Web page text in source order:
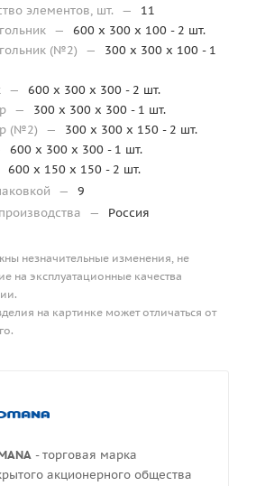
элементов, шт.
—
11
—
600 х 300 х 100 - 2 шт.
(№2)
—
300 х 300 х 100 - 1
—
600 х 300 х 300 - 2 шт.
—
300 х 300 х 300 - 1 шт.
(№2)
—
300 х 300 х 150 - 2 шт.
600 х 300 х 300 - 1 шт.
600 х 150 х 150 - 2 шт.
—
9
— Россия
незначительные изменения, не
на эксплуатационные качества
на картинке может отличаться от
- торговая марка
акционерного общества